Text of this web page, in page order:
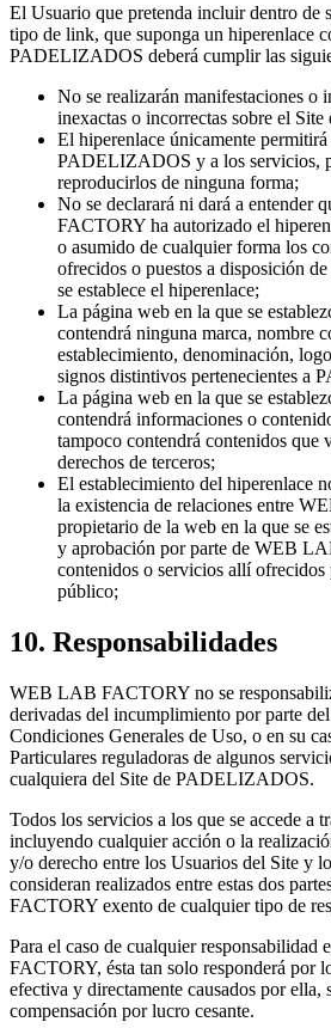
El Usuario que pretenda incluir dentro de
tipo de link, que suponga un hiperenlace
PADELIZADOS deberá cumplir las
No se realizarán manifestaciones o
inexactas o incorrectas sobre el
El hiperenlace únicamente permitirá
PADELIZADOS y a los servicios,
reproducirlos de ninguna forma;
No se declarará ni dará a entender
FACTORY ha autorizado el
o asumido de cualquier forma los
ofrecidos o puestos a disposición
se establece el hiperenlace;
La página web en la que se
contendrá ninguna marca, nombre
establecimiento, denominación,
signos distintivos pertenecientes a
La página web en la que se
contendrá informaciones o
tampoco contendrá contenidos que
derechos de terceros;
El establecimiento del hiperenlace
la existencia de relaciones entre
propietario de la web en la que se
y aprobación por parte de WEB
contenidos o servicios allí ofrecidos
público;
10. Responsabilidades
WEB LAB FACTORY no se
derivadas del incumplimiento por parte
Condiciones Generales de Uso, o en su
Particulares reguladoras de algunos
cualquiera del Site de PADELIZADOS.
Todos los servicios a los que se accede a
incluyendo cualquier acción o la
y/o derecho entre los Usuarios del Site y
consideran realizados entre estas dos
FACTORY exento de cualquier tipo de
Para el caso de cualquier
FACTORY, ésta tan solo responderá por
efectiva y directamente causados por
compensación por lucro cesante.